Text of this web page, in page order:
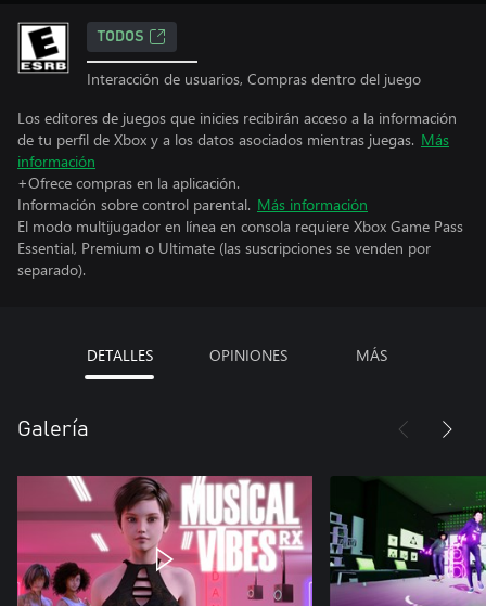
TODOS
Interacción de usuarios, Compras dentro del juego
Los editores de juegos que inicies recibirán acceso a la información
de tu perfil de Xbox y a los datos asociados mientras juegas. Más
información
+Ofrece compras en la aplicación.
Información sobre control parental. Más información
El modo multijugador en línea en consola requiere Xbox Game Pass
Essential, Premium o Ultimate (las suscripciones se venden por
separado).
DETALLES OPINIONES MÁS
Galería